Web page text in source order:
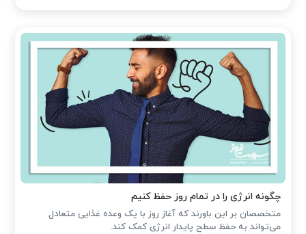
چگونه انرژی را در تمام روز حفظ کنیم
متخصصان بر این باورند که آغاز روز با یک وعده غذایی متعادل
می‌تواند به حفظ سطح پایدار انرژی کمک کند.